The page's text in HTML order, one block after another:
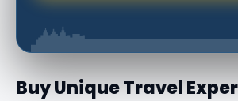
Buy Unique Travel